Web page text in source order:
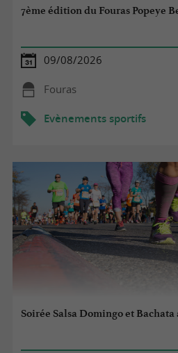
7ème édition du Fouras Popeye
09/08/2026
Fouras
Evènements sportifs
Soirée Salsa Domingo et